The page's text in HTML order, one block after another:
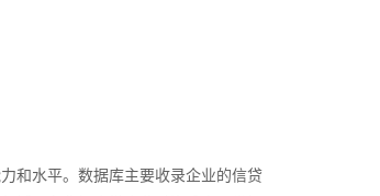
和水平。数据库主要收录企业的信贷